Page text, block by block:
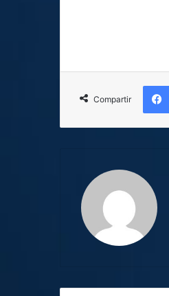
Compartir